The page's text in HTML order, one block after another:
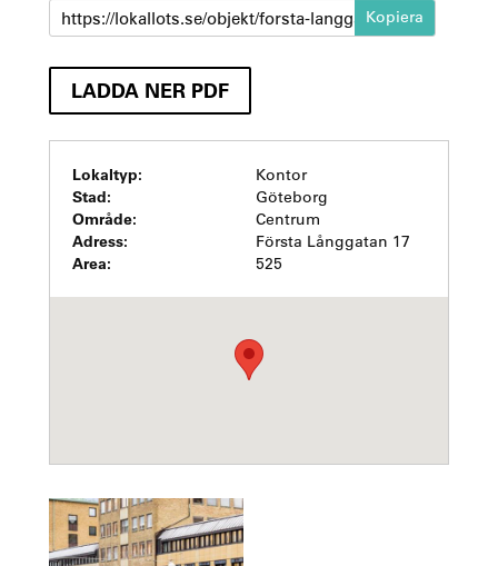
https://lokallots.se/objekt/forsta-langgatan-17-1
LADDA NER PDF
Lokaltyp: Kontor
Stad: Göteborg
Område: Centrum
Adress: Första Långgatan 17
Area: 525